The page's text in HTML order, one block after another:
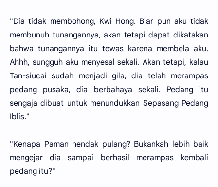
"Dia tidak membohong, Kwi Hong. Biar pun aku tidak
membunuh tunangannya, akan tetapi dapat dikatakan
bahwa tunangannya itu tewas karena membela aku.
Ahhh, sungguh aku menyesal sekali. Akan tetapi, kalau
Tan-siucai sudah menjadi gila, dia telah merampas
pedang pusaka, dia berbahaya sekali. Pedang itu
sengaja dibuat untuk menundukkan Sepasang Pedang
Iblis."
"Kenapa Paman hendak pulang? Bukankah lebih baik
mengejar dia sampai berhasil merampas kembali
pedang itu?"